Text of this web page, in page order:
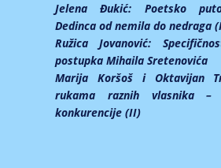
Jelena Đukić: Poetsko
Dedinca od nemila do nedraga
Ružica Jovanović:
postupka Mihaila Sretenovića
Marija Koršoš i Oktavijan
rukama raznih vlasnika –
konkurencije (II)